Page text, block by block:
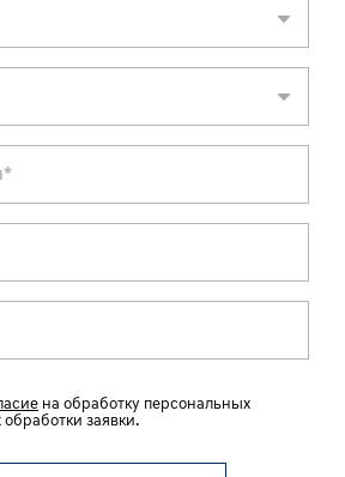
*
на обработку персональных
заявки.